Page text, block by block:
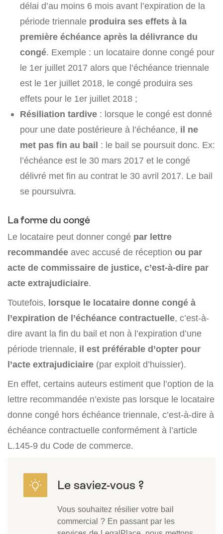
délai d’au moins 6 mois avant l’expiration de la
période triennale produira ses effets à la
première échéance après la délivrance du
congé. Exemple : un locataire donne congé pour
le 1er juillet 2017 alors que l’échéance triennale
est le 1er juillet 2018, le congé produira ses
effets pour le 1er juillet 2018 ;
Résiliation tardive : lorsque le congé est donné
pour une date postérieure à l’échéance, il ne
met pas fin au bail : le bail se poursuit donc. Ex:
l’échéance est le 30 mars 2017 et le congé
délivré met fin au contrat le 30 avril 2017. Le bail
se poursuivra.
La forme du congé
Le locataire peut donner congé par lettre
recommandée avec accusé de réception ou par
acte de commissaire de justice, c’est-à-dire par
acte extrajudiciaire.
Toutefois, lorsque le locataire donne congé à
l’expiration de l’échéance contractuelle, c’est-à-
dire avant la fin du bail et non à l’expiration d’une
période triennale, il est préférable d’opter pour
l’acte extrajudiciaire (par exploit d’huissier).
En effet, certains auteurs estiment que l’option de la
lettre recommandée n’existe pas lorsque le locataire
donne congé hors échéance triennale, c’est-à-dire à
échéance contractuelle conformément à l’article
L.145-9 du Code de commerce.
Vous souhaitez résilier votre bail
commercial ? En passant par les